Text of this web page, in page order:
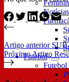
Futebol
Futebol
Artigo anterior
PróximoArtigo